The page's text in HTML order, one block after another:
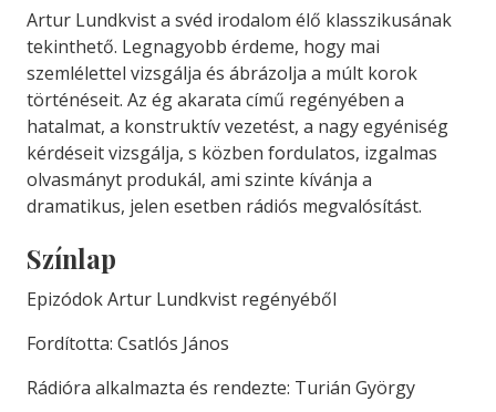
Artur Lundkvist a svéd irodalom élő klasszikusának
tekinthető. Legnagyobb érdeme, hogy mai
szemlélettel vizsgálja és ábrázolja a múlt korok
történéseit. Az ég akarata című regényében a
hatalmat, a konstruktív vezetést, a nagy egyéniség
kérdéseit vizsgálja, s közben fordulatos, izgalmas
olvasmányt produkál, ami szinte kívánja a
dramatikus, jelen esetben rádiós megvalósítást.
Színlap
Epizódok Artur Lundkvist regényéből
Fordította: Csatlós János
Rádióra alkalmazta és rendezte: Turián György